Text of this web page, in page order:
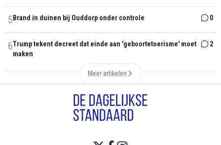
5 Brand in duinen bij Ouddorp onder controle 0
6Trump tekent decreet dat einde aan 'geboortetoerisme' moet
maken
2
Meer artikelen